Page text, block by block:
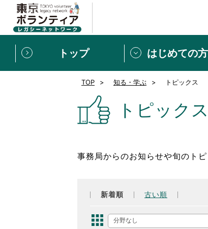
トップ はじめての
新規登録 ボランテ
東京ボランティア
募集情報
[個人] 体験談
ボランティアの広場
新着記事一覧
TOP 知る・学ぶ トピックス
トピックス
事務局からのお知らせや旬のトピ
新着順 古い順
分野なし